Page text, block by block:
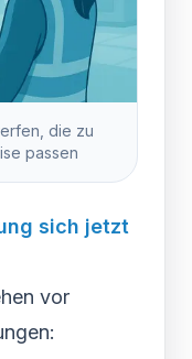
die zu
passen
sich jetzt
vor